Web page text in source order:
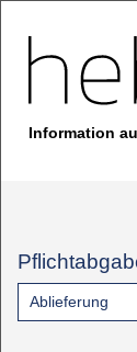
Information
Ablieferung